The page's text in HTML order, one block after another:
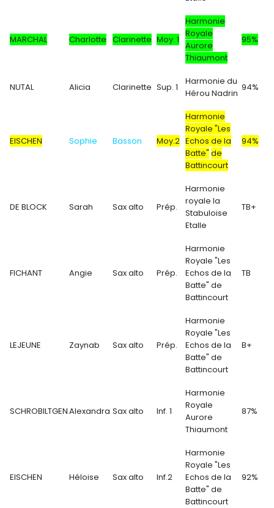
MARCHAL Charlotte Clarinette Moy. 1
Harmonie
Royale
Aurore
Thiaumont
95%
NUTAL Alicia Clarinette Sup. 1
Harmonie du
Hérou Nadrin
94%
EISCHEN Sophie Basson Moy.2
Harmonie
Royale "Les
Echos de la
Batte" de
Battincourt
94%
DE BLOCK Sarah Sax alto Prép.
Harmonie
royale la
Stabuloise
Etalle
TB+
FICHANT Angie Sax alto Prép.
Harmonie
Royale "Les
Echos de la
Batte" de
Battincourt
TB
LEJEUNE Zaynab Sax alto Prép.
Harmonie
Royale "Les
Echos de la
Batte" de
Battincourt
B+
SCHROBILTGENAlexandra Sax alto Inf. 1
Harmonie
Royale
Aurore
Thiaumont
87%
EISCHEN Héloise Sax alto Inf.2
Harmonie
Royale "Les
Echos de la
Batte" de
Battincourt
92%